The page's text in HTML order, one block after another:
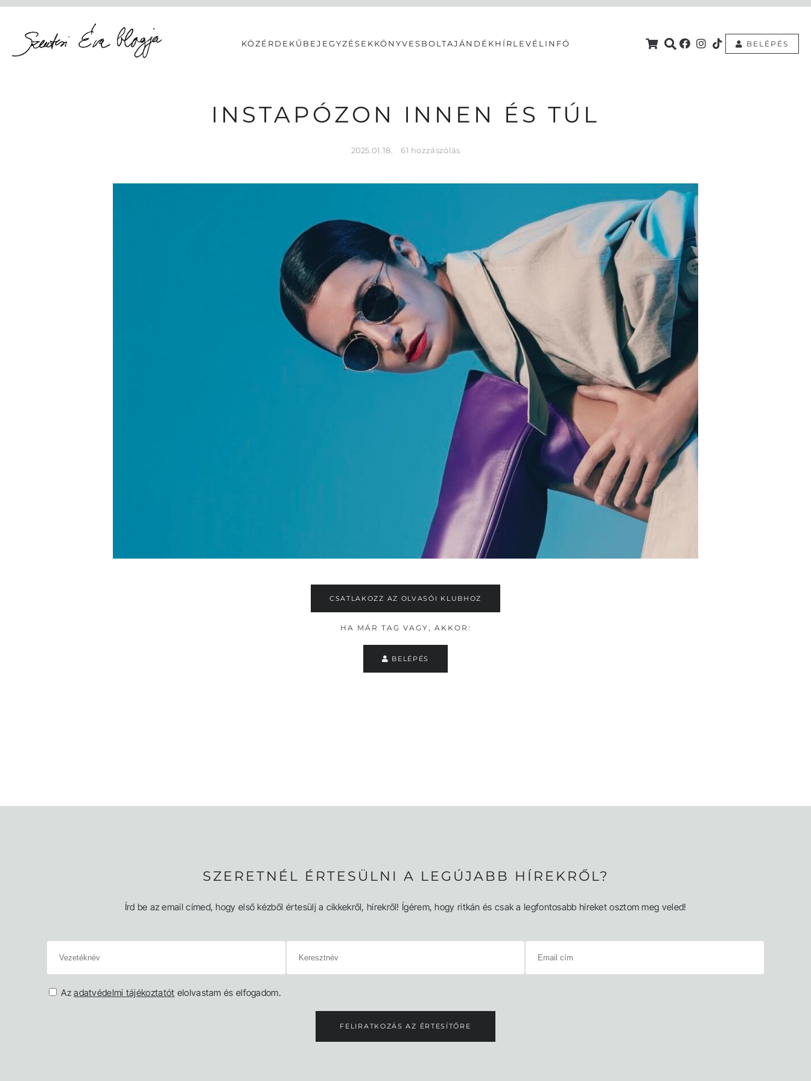
KÖZÉRDEKŰ BEJEGYZÉSEKKÖNYVESBOLTAJÁNDÉKHÍRLEVÉL INFÓ BELÉPÉS
INSTAPÓZON INNEN ÉS TÚL
2025.01.18. 61 hozzászólás
CSATLAKOZZ AZ OLVASÓI KLUBHOZ
HA MÁR TAG VAGY, AKKOR:
BELÉPÉS
SZERETNÉL ÉRTESÜLNI A LEGÚJABB HÍREKRŐL?
Írd be az email címed, hogy első kézből értesülj a cikkekről, hírekről! Ígérem, hogy ritkán és csak a legfontosabb híreket osztom meg veled!
Azadatvédelmi tájékoztatót elolvastam és elfogadom.
FELIRATKOZÁS AZ ÉRTESÍTŐRE